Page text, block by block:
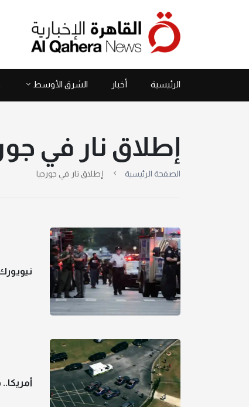
الرئيسية أخبار الشرق الأوسط
إطلاق نار في
الصفحة الرئيسية إطلاق نار في جورجيا
أمريكا.. قتيلان و4 مصابين